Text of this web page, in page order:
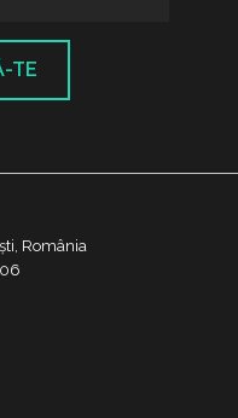
TE
România